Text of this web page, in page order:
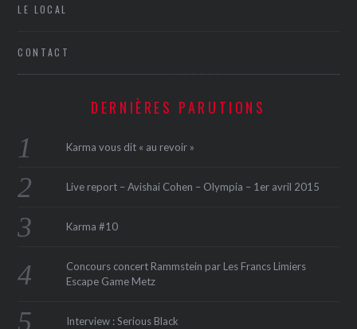
LE LOCAL
CONTACT
DERNIÈRES PARUTIONS
Karma vous dit « au revoir »
Live report – Avishai Cohen – Olympia – 1er avril 2015
Karma #10
Concours concert Rammstein par Les Francs Limiers
Escape Game Metz
Interview : Serious Black